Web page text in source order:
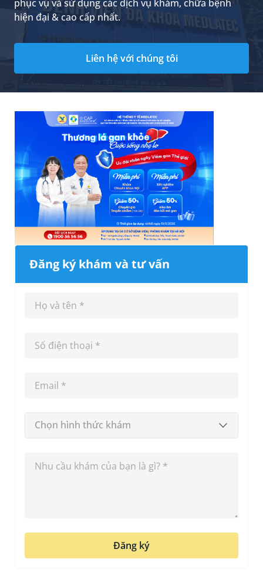
phục vụ và sử dụng các dịch vụ khám, chữa bệnh
hiện đại & cao cấp nhất.
Liên hệ với chúng tôi
Đăng ký khám và tư vấn
Chọn hình thức khám
Đăng ký